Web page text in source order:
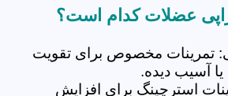
عضلات کدام است؟
تمرینات مخصوص برای تقویت
آسیب دیده.
استرچینگ برای افزایش